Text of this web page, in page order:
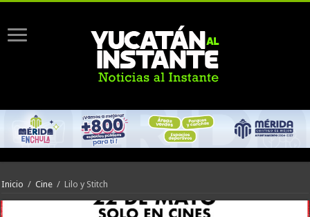
Inicio / Cine / Lilo y Stitch